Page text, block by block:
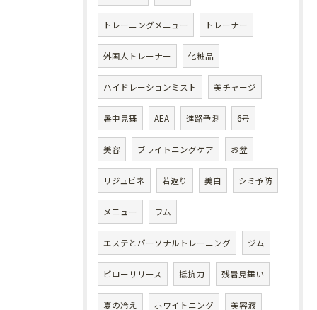
トレーニングメニュー トレーナー
外国人トレーナー 化粧品
ハイドレーションミスト 美チャージ
暑中見舞 AEA 進路予測 6号
美容 ブライトニングケア お盆
リジュビネ 若返り 美白 シミ予防
メニュー ワム
エステとパーソナルトレーニング ジム
ピローリリース 抵抗力 残暑見舞い
夏の冷え ホワイトニング 美容液